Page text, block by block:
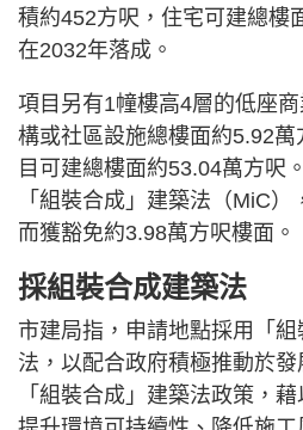
積約452方呎，住宅可建總樓
在2032年落成。
項目另有1幢樓高4層的低座
構或社區設施總樓面約5.92
目可建總樓面約53.04萬方呎
「組裝合成」建築法（MiC
而獲豁免約3.98萬方呎樓面。
採組裝合成建築法
市建局指，申請地點採用「
法，以配合政府積極推動於
「組裝合成」建築法政策，